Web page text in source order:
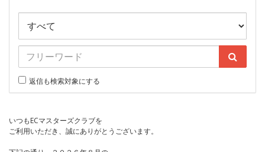
返信も検索対象にする
いつもECマスターズクラブを
ご利用いただき、誠にありがとうございます。